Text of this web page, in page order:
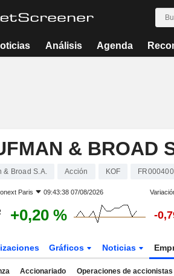
Análisis Agenda
& BROAD
& Broad S.A. Acción KOF
Paris 09:43:38 07/08/2026
+0,20 % -
Gráficos Noticias
Accionariado Operaciones de